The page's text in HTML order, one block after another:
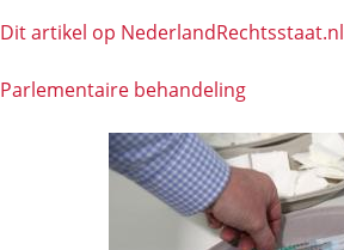
Dit artikel op NederlandRechts­staat.nl
Parlementaire behandeling